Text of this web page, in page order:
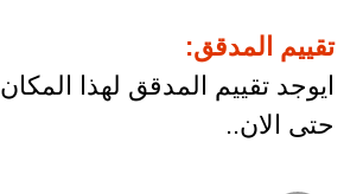
تقييم المدقق:
ايوجد تقييم المدقق لهذا المكان
حتى الان..